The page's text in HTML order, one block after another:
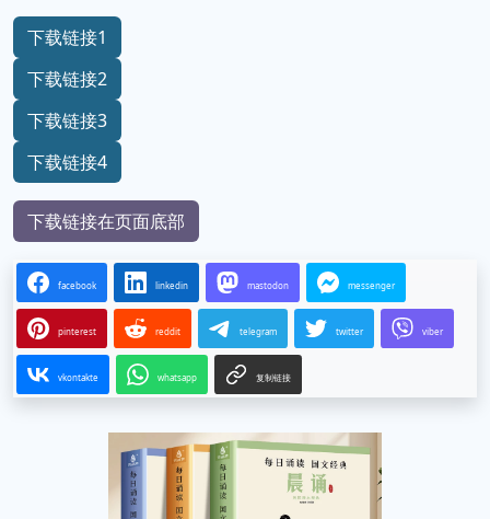
下载链接1
下载链接2
下载链接3
下载链接4
下载链接在页面底部
facebook linkedin mastodon messenger
pinterest reddit telegram twitter viber
vkontakte whatsapp 复制链接